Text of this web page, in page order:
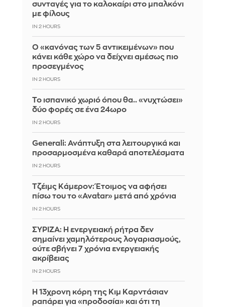
συνταγές για το καλοκαίρι στο μπαλκόνι
με φίλους
IN 2 HOURS
Ο «κανόνας των 5 αντικειμένων» που
κάνει κάθε χώρο να δείχνει αμέσως πιο
προσεγμένος
IN 2 HOURS
Το ισπανικό χωριό όπου θα.. «νυχτώσει»
δύο φορές σε ένα 24ωρο
IN 2 HOURS
Generali: Ανάπτυξη στα λειτουργικά και
προσαρμοσμένα καθαρά αποτελέσματα
IN 2 HOURS
Τζέιμς Κάμερον: Έτοιμος να αφήσει
πίσω του το «Avatar» μετά από χρόνια
IN 2 HOURS
ΣΥΡΙΖΑ: Η ενεργειακή ρήτρα δεν
σημαίνει χαμηλότερους λογαριασμούς,
ούτε σβήνει 7 χρόνια ενεργειακής
ακρίβειας
IN 2 HOURS
Η 13χρονη κόρη της Κιμ Καρντάσιαν
ραπάρει για «προδοσία» και ότι τη